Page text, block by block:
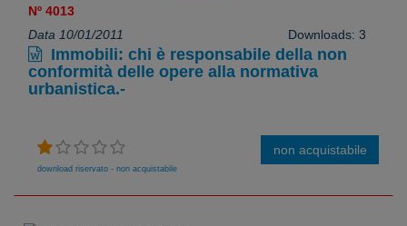
Nº 4013
Data 10/01/2011
Downloads: 3
Immobili: chi è responsabile della non
conformità delle opere alla normativa
urbanistica.-
download riservato - non acquistabile
non acquistabile